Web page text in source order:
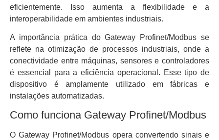
eficientemente. Isso aumenta a flexibilidade e a
interoperabilidade em ambientes industriais.
A importância prática do Gateway Profinet/Modbus se
reflete na otimização de processos industriais, onde a
conectividade entre máquinas, sensores e controladores
é essencial para a eficiência operacional. Esse tipo de
dispositivo é amplamente utilizado em fábricas e
instalações automatizadas.
Como funciona Gateway Profinet/Modbus
O Gateway Profinet/Modbus opera convertendo sinais e